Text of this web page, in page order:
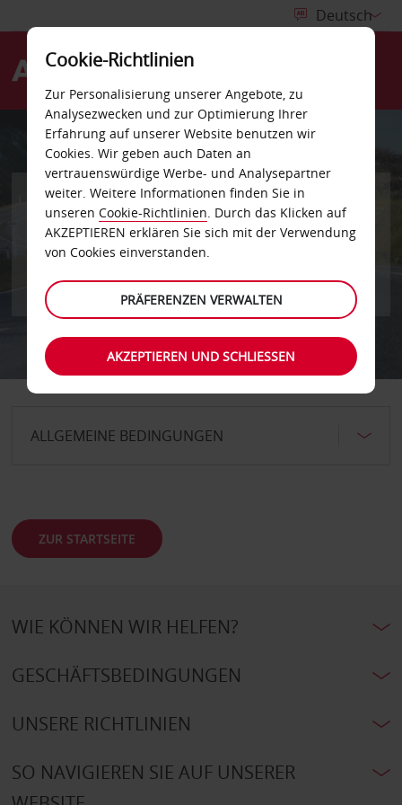
ALLGEMEINE BEDINGUNGEN
ZUR STARTSEITE
WIE KÖNNEN WIR HELFEN?
GESCHÄFTSBEDINGUNGEN
UNSERE RICHTLINIEN
SO NAVIGIEREN SIE AUF UNSERER
Cookie-Richtlinien
Zur Personalisierung unserer Angebote, zu
Analysezwecken und zur Optimierung Ihrer
Erfahrung auf unserer Website benutzen wir
Cookies. Wir geben auch Daten an
vertrauenswürdige Werbe- und Analysepartner
weiter. Weitere Informationen finden Sie in
unseren Cookie-Richtlinien. Durch das Klicken auf
AKZEPTIEREN erklären Sie sich mit der Verwendung
von Cookies einverstanden.
PRÄFERENZEN VERWALTEN
AKZEPTIEREN UND SCHLIESSEN